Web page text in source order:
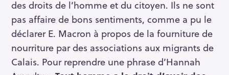
des droits de l’homme et du citoyen. Ils ne sont
pas affaire de bons sentiments, comme a pu le
déclarer E. Macron à propos de la fourniture de
nourriture par des associations aux migrants de
Calais. Pour reprendre une phrase d’Hannah